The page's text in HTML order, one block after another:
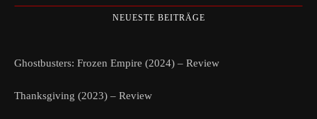
NEUESTE BEITRÄGE
Ghostbusters: Frozen Empire (2024) – Review
Thanksgiving (2023) – Review